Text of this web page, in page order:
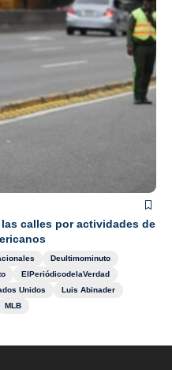
calles por actividades de
Deultimominuto
ElPeriódicodelaVerdad
Unidos
Luis Abinader
MLB